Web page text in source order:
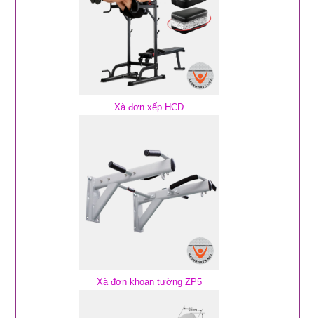
Xà đơn xếp HCD
Xà đơn khoan tường ZP5